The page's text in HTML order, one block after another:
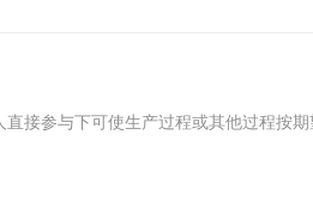
接参与下可使生产过程或其他过程按期